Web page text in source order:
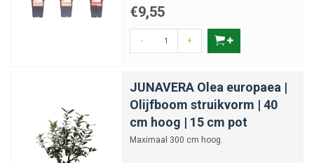
€9,55
- +
JUNAVERA Olea europaea |
Olijfboom struikvorm | 40
cm hoog | 15 cm pot
Maximaal 300 cm hoog.